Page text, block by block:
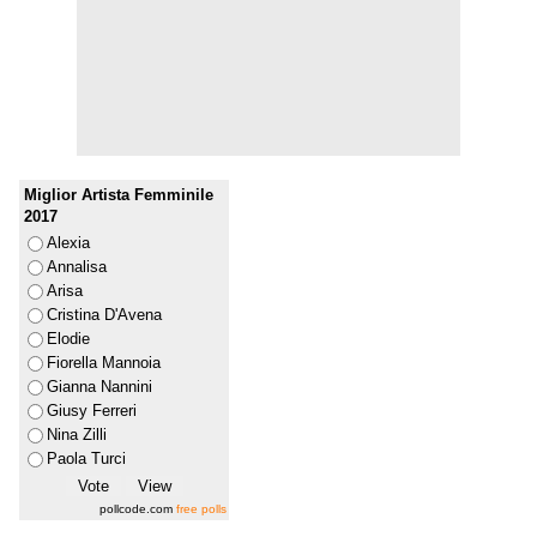
Miglior Artista Femminile
2017
Alexia
Annalisa
Arisa
Cristina D'Avena
Elodie
Fiorella Mannoia
Gianna Nannini
Giusy Ferreri
Nina Zilli
Paola Turci
pollcode.com free polls